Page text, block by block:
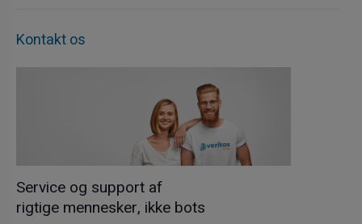
Kontakt os
Service og support af
rigtige mennesker, ikke bots